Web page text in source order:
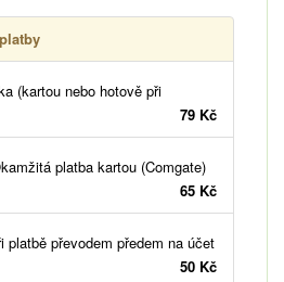
(kartou nebo hotově při
79 Kč
platba kartou (Comgate)
65 Kč
platbě převodem předem na účet
50 Kč